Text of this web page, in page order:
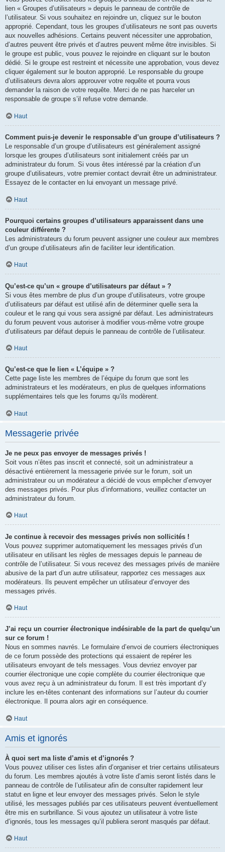
lien « Groupes d’utilisateurs » depuis le panneau de contrôle de
l’utilisateur. Si vous souhaitez en rejoindre un, cliquez sur le bouton
approprié. Cependant, tous les groupes d’utilisateurs ne sont pas ouverts
aux nouvelles adhésions. Certains peuvent nécessiter une approbation,
d’autres peuvent être privés et d’autres peuvent même être invisibles. Si
le groupe est public, vous pouvez le rejoindre en cliquant sur le bouton
dédié. Si le groupe est restreint et nécessite une approbation, vous devez
cliquer également sur le bouton approprié. Le responsable du groupe
d’utilisateurs devra alors approuver votre requête et pourra vous
demander la raison de votre requête. Merci de ne pas harceler un
responsable de groupe s’il refuse votre demande.
Haut
Comment puis-je devenir le responsable d’un groupe d’utilisateurs ?
Le responsable d’un groupe d’utilisateurs est généralement assigné
lorsque les groupes d’utilisateurs sont initialement créés par un
administrateur du forum. Si vous êtes intéressé par la création d’un
groupe d’utilisateurs, votre premier contact devrait être un administrateur.
Essayez de le contacter en lui envoyant un message privé.
Haut
Pourquoi certains groupes d’utilisateurs apparaissent dans une
couleur différente ?
Les administrateurs du forum peuvent assigner une couleur aux membres
d’un groupe d’utilisateurs afin de faciliter leur identification.
Haut
Qu’est-ce qu’un « groupe d’utilisateurs par défaut » ?
Si vous êtes membre de plus d’un groupe d’utilisateurs, votre groupe
d’utilisateurs par défaut est utilisé afin de déterminer quelle sera la
couleur et le rang qui vous sera assigné par défaut. Les administrateurs
du forum peuvent vous autoriser à modifier vous-même votre groupe
d’utilisateurs par défaut depuis le panneau de contrôle de l’utilisateur.
Haut
Qu’est-ce que le lien « L’équipe » ?
Cette page liste les membres de l’équipe du forum que sont les
administrateurs et les modérateurs, en plus de quelques informations
supplémentaires tels que les forums qu’ils modèrent.
Haut
Messagerie privée
Je ne peux pas envoyer de messages privés !
Soit vous n’êtes pas inscrit et connecté, soit un administrateur a
désactivé entièrement la messagerie privée sur le forum, soit un
administrateur ou un modérateur a décidé de vous empêcher d’envoyer
des messages privés. Pour plus d’informations, veuillez contacter un
administrateur du forum.
Haut
Je continue à recevoir des messages privés non sollicités !
Vous pouvez supprimer automatiquement les messages privés d’un
utilisateur en utilisant les règles de messages depuis le panneau de
contrôle de l’utilisateur. Si vous recevez des messages privés de manière
abusive de la part d’un autre utilisateur, rapportez ces messages aux
modérateurs. Ils peuvent empêcher un utilisateur d’envoyer des
messages privés.
Haut
J’ai reçu un courrier électronique indésirable de la part de quelqu’un
sur ce forum !
Nous en sommes navrés. Le formulaire d’envoi de courriers électroniques
de ce forum possède des protections qui essaient de repérer les
utilisateurs envoyant de tels messages. Vous devriez envoyer par
courrier électronique une copie complète du courrier électronique que
vous avez reçu à un administrateur du forum. Il est très important d’y
inclure les en-têtes contenant des informations sur l’auteur du courrier
électronique. Il pourra alors agir en conséquence.
Haut
Amis et ignorés
À quoi sert ma liste d’amis et d’ignorés ?
Vous pouvez utiliser ces listes afin d’organiser et trier certains utilisateurs
du forum. Les membres ajoutés à votre liste d’amis seront listés dans le
panneau de contrôle de l’utilisateur afin de consulter rapidement leur
statut en ligne et leur envoyer des messages privés. Selon le style
utilisé, les messages publiés par ces utilisateurs peuvent éventuellement
être mis en surbrillance. Si vous ajoutez un utilisateur à votre liste
d’ignorés, tous les messages qu’il publiera seront masqués par défaut.
Haut